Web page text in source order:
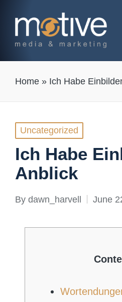
Home » Ich Habe
Posted
Uncategorized
Ich Habe
Anblick
Posted
By dawn_harvell June